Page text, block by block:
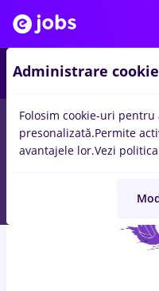
locuri de muncae.on,
experientainTransport /
Administrare
Folosim cookie-uri
presonalizată.Permite
avantajele lor.Vezi